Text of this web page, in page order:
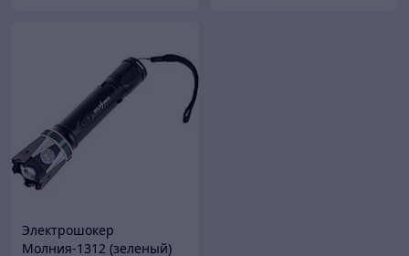
Электрошокер
Молния-1312 (зеленый)